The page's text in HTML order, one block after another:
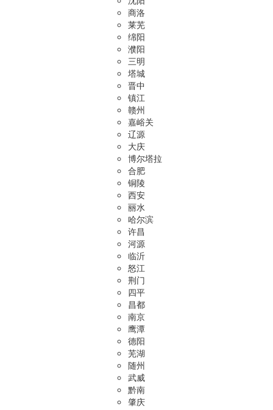
商洛
莱芜
绵阳
濮阳
三明
塔城
晋中
镇江
赣州
嘉峪关
辽源
大庆
博尔塔拉
合肥
铜陵
西安
丽水
哈尔滨
许昌
河源
临沂
怒江
荆门
四平
昌都
南京
鹰潭
德阳
芜湖
随州
武威
黔南
肇庆